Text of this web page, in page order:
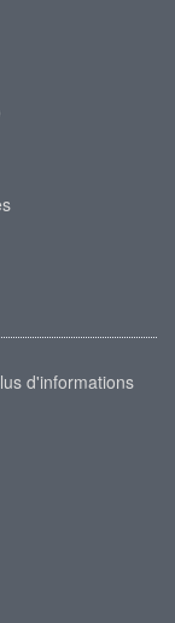
d'informations